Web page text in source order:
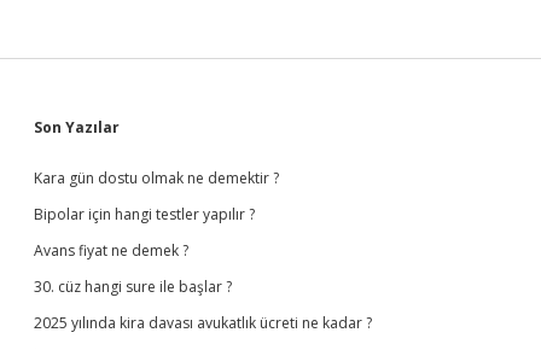
Sidebar
Son Yazılar
Kara gün dostu olmak ne demektir ?
Bipolar için hangi testler yapılır ?
Avans fiyat ne demek ?
30. cüz hangi sure ile başlar ?
2025 yılında kira davası avukatlık ücreti ne kadar ?